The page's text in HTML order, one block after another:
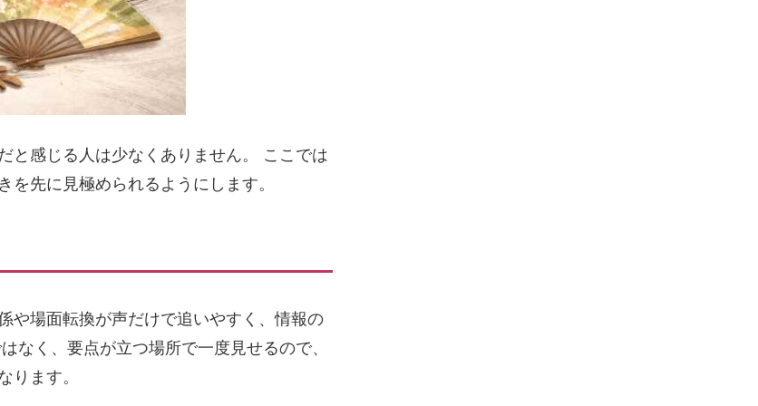
と感じる人は少なくありません。 ここでは
先に見極められるようにします。
や場面転換が声だけで追いやすく、情報の
なく、要点が立つ場所で一度見せるので、
ります。